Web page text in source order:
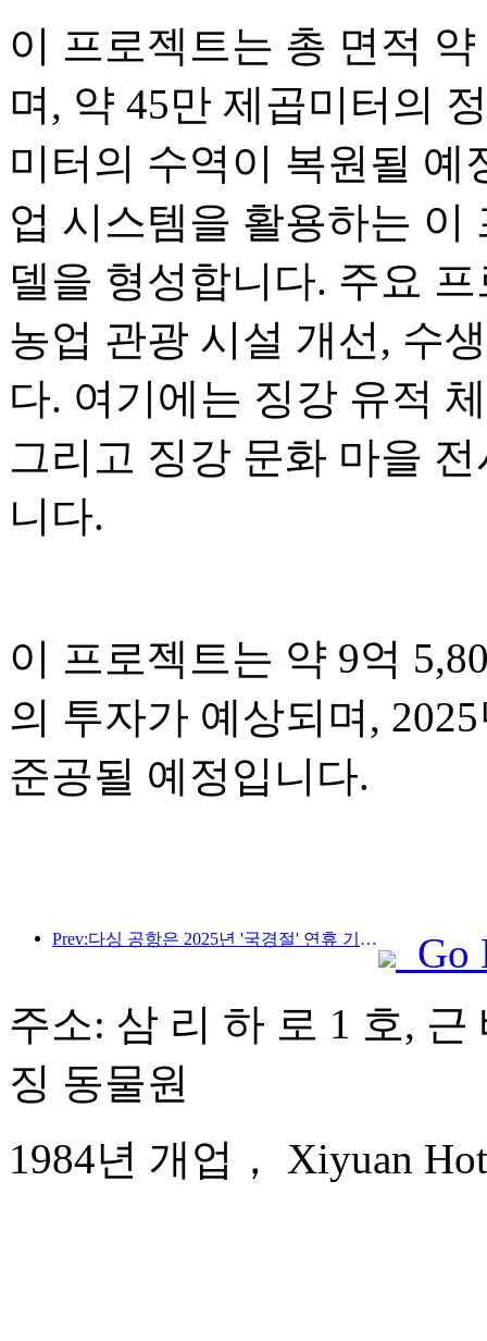
이 프로젝트는 총 면적
며, 약 45만 제곱미터의
미터의 수역이 복원될 예
업 시스템을 활용하는 이
델을 형성합니다. 주요
농업 관광 시설 개선, 수
다. 여기에는 징강 유적
그리고 징강 문화 마을
니다.
이 프로젝트는 약 9억
의 투자가 예상되며,
준공될 예정입니다.
Prev:다싱 공항은 2025년 '국경절' 연휴 기간 동안 130만 명 이상의 승객을 수송할 예정입니다.
Go
주소: 삼 리 하 로 1 호,
징 동물원
1984년 개업， Xiyuan